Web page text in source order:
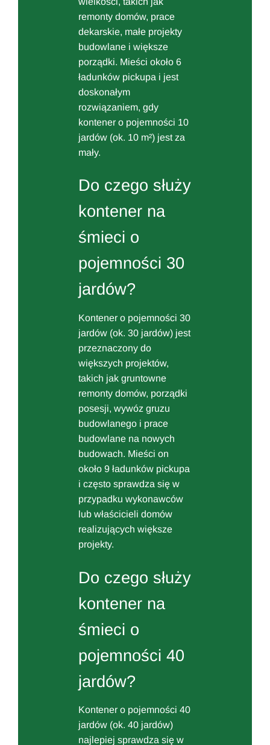
remonty domów, prace
dekarskie, małe projekty
budowlane i większe
porządki. Mieści około 6
ładunków pickupa i jest
doskonałym
rozwiązaniem, gdy
kontener o pojemności 10
jardów (ok. 10 m²) jest za
mały.
Do czego służy
kontener na
śmieci o
pojemności 30
jardów?
Kontener o pojemności 30
jardów (ok. 30 jardów) jest
przeznaczony do
większych projektów,
takich jak gruntowne
remonty domów, porządki
posesji, wywóz gruzu
budowlanego i prace
budowlane na nowych
budowach. Mieści on
około 9 ładunków pickupa
i często sprawdza się w
przypadku wykonawców
lub właścicieli domów
realizujących większe
projekty.
Do czego służy
kontener na
śmieci o
pojemności 40
jardów?
Kontener o pojemności 40
jardów (ok. 40 jardów)
najlepiej sprawdza się w